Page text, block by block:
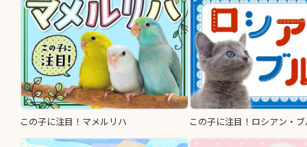
この子に注目！マメルリハ この子に注目！ロシアン・